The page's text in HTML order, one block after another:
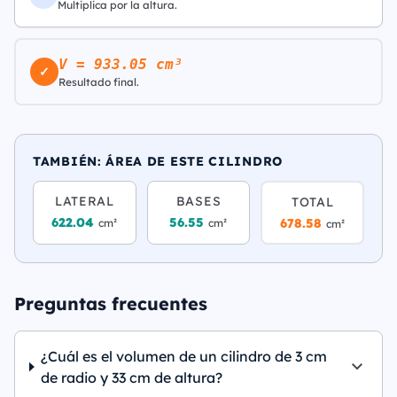
Multiplica por la altura.
✓ V = 933.05 cm³
Resultado final.
TAMBIÉN: ÁREA DE ESTE CILINDRO
LATERAL
622.04cm²
BASES
56.55cm²
TOTAL
678.58cm²
Preguntas frecuentes
¿Cuál es el volumen de un cilindro de 3 cm
de radio y 33 cm de altura?